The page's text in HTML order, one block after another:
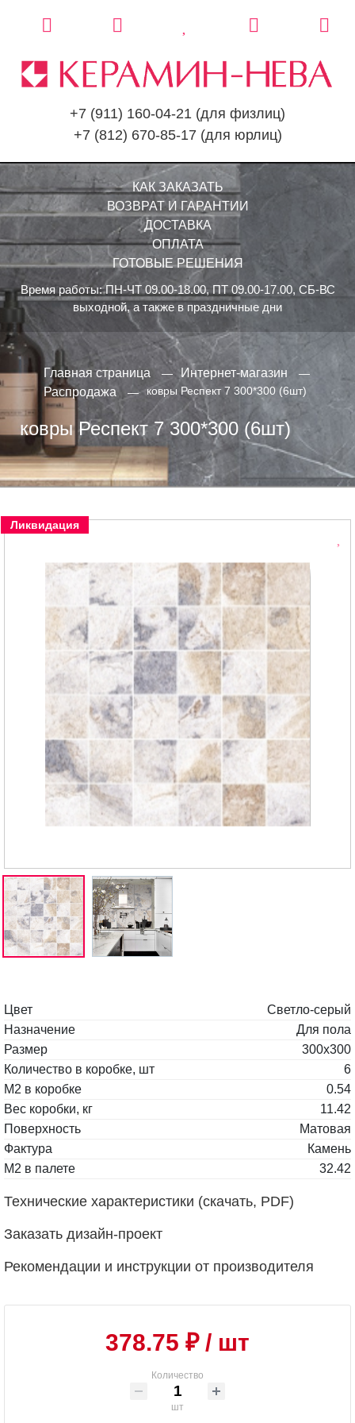
+7 (911) 160-04-21 (для физлиц)
+7 (812) 670-85-17 (для юрлиц)
КАК ЗАКАЗАТЬ
ВОЗВРАТ И ГАРАНТИИ
ДОСТАВКА
ОПЛАТА
ГОТОВЫЕ РЕШЕНИЯ
Время работы: ПН-ЧТ 09.00-18.00, ПТ 09.00-17.00, СБ-ВС
выходной, а также в праздничные дни
Главная страница
Интернет-магазин
Распродажа
ковры Респект 7 300*300 (6шт)
ковры Респект 7 300*300 (6шт)
Ликвидация
Цвет
Светло-серый
Назначение
Для пола
Размер
300x300
Количество в коробке, шт
6
М2 в коробке
0.54
Вес коробки, кг
11.42
Поверхность
Матовая
Фактура
Камень
М2 в палете
32.42
Технические характеристики (скачать, PDF)
Заказать дизайн-проект
Рекомендации и инструкции от производителя
378.75 ₽/ шт
Количество
шт